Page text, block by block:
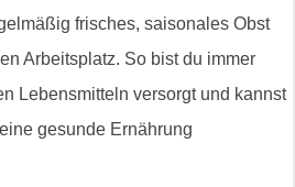
frisches, saisonales Obst
Arbeitsplatz. So bist du immer
Lebensmitteln versorgt und kannst
gesunde Ernährung